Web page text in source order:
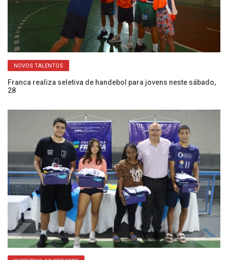
NOVOS TALENTOS
Franca realiza seletiva de handebol para jovens neste sábado,
28